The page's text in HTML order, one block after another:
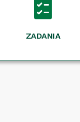
ZADANIA